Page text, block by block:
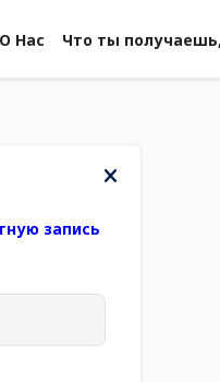
О Нас Что ты
запись